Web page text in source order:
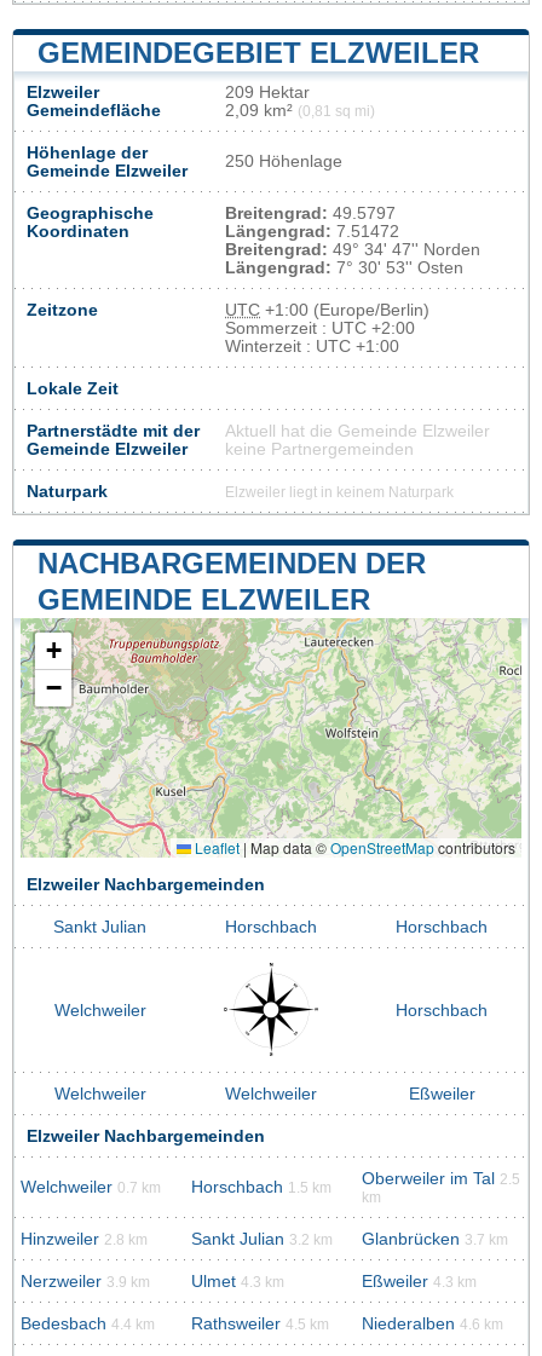
GEMEINDEGEBIET ELZWEILER
Elzweiler
Gemeindefläche
209 Hektar
2,09 km² (0,81 sq mi)
Höhenlage der
Gemeinde Elzweiler
250 Höhenlage
Geographische
Koordinaten
Breitengrad: 49.5797
Längengrad: 7.51472
Breitengrad: 49° 34' 47'' Norden
Längengrad: 7° 30' 53'' Osten
Zeitzone UTC +1:00 (Europe/Berlin)
Sommerzeit : UTC +2:00
Winterzeit : UTC +1:00
Lokale Zeit
Partnerstädte mit der
Gemeinde Elzweiler
Aktuell hat die Gemeinde Elzweiler
keine Partnergemeinden
Naturpark Elzweiler liegt in keinem Naturpark
NACHBARGEMEINDEN DER
GEMEINDE ELZWEILER
+
−
Leaflet | Map data ©OpenStreetMapcontributors
Elzweiler Nachbargemeinden
Sankt Julian Horschbach Horschbach
Welchweiler Horschbach
Welchweiler Welchweiler Eßweiler
Elzweiler Nachbargemeinden
Welchweiler 0.7 km Horschbach 1.5 km Oberweiler im Tal 2.5
km
Hinzweiler 2.8 km Sankt Julian 3.2 km Glanbrücken 3.7 km
Nerzweiler 3.9 km Ulmet 4.3 km Eßweiler 4.3 km
Bedesbach 4.4 km Rathsweiler 4.5 km Niederalben 4.6 km